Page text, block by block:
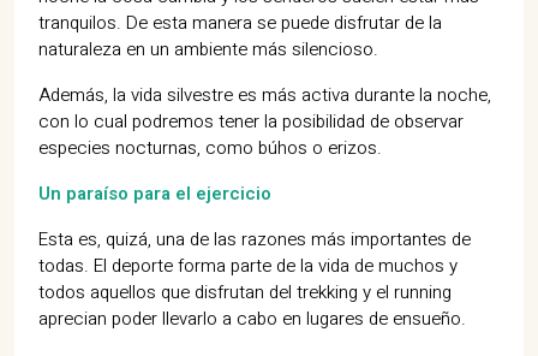
tranquilos. De esta manera se puede disfrutar de la
naturaleza en un ambiente más silencioso.
Además, la vida silvestre es más activa durante la noche,
con lo cual podremos tener la posibilidad de observar
especies nocturnas, como búhos o erizos.
Un paraíso para el ejercicio
Esta es, quizá, una de las razones más importantes de
todas. El deporte forma parte de la vida de muchos y
todos aquellos que disfrutan del trekking y el running
aprecian poder llevarlo a cabo en lugares de ensueño.